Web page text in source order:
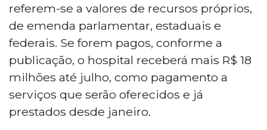
referem-se a valores de recursos próprios,
de emenda parlamentar, estaduais e
federais. Se forem pagos, conforme a
publicação, o hospital receberá mais R$ 18
milhões até julho, como pagamento a
serviços que serão oferecidos e já
prestados desde janeiro.